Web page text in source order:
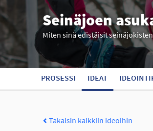
Seinäjoen
Miten sinä edistäisit
PROSESSI IDEAT
Takaisin kaikkiin ideoihin